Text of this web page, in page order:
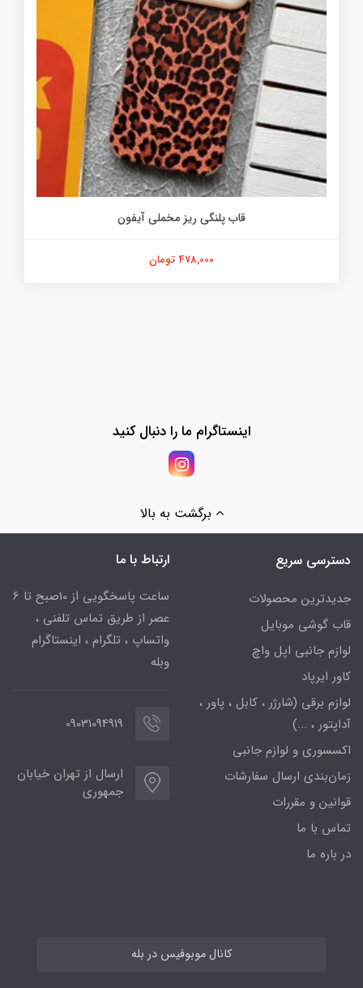
قاب پلنگی ریز مخملی آیفون
478,000 تومان
اینستاگرام ما را دنبال کنید
برگشت به بالا
دسترسی سریع
جدیدترین محصولات
قاب گوشی موبایل
لوازم جانبی اپل واچ
کاور ایرپاد
لوازم برقی (شارژر ، کابل ، پاور ،
آداپتور ، ...)
اکسسوری و لوازم جانبی
زمان‌بندی ارسال سفارشات
قوانین و مقررات
تماس با ما
در باره ما
ارتباط با ما
ساعت پاسخگویی از 10صبح تا 6
عصر از طریق تماس تلفنی ،
واتساپ ، تلگرام ، اینستاگرام
وبله
09031094919
ارسال از تهران خیابان
جمهوری
کانال موبوفیس در بله